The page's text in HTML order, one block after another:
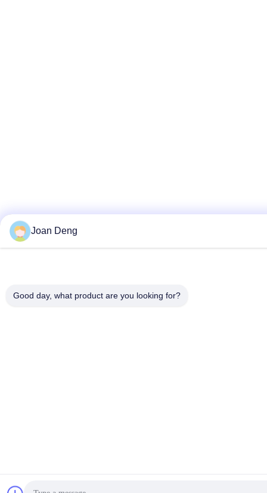
Joan Deng
Good day, what product are you looking for?